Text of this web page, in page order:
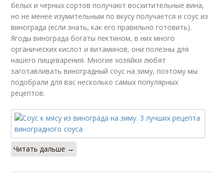
белых и черных сортов получают восхитительные вина,
но не менее изумительным по вкусу получается и соус из
винограда (если знать, как его правильно готовить).
Ягоды винограда богаты пектином, в них много
органических кислот и витаминов, они полезны для
нашего пищеварения. Многие хозяйки любят
заготавливать виноградный соус на зиму, поэтому мы
подобрали для вас несколько самых популярных
рецептов.
Читать дальше →